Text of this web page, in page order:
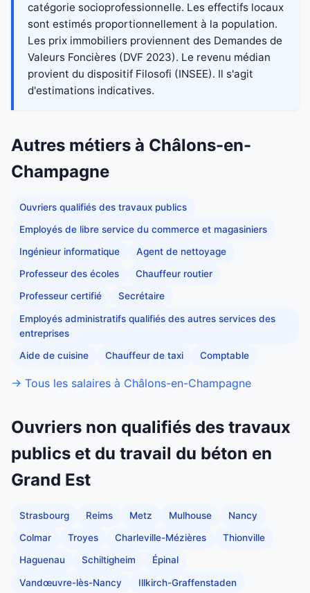
catégorie socioprofessionnelle. Les effectifs locaux
sont estimés proportionnellement à la population.
Les prix immobiliers proviennent des Demandes de
Valeurs Foncières (DVF 2023). Le revenu médian
provient du dispositif Filosofi (INSEE). Il s'agit
d'estimations indicatives.
Autres métiers à Châlons-en-
Champagne
Ouvriers qualifiés des travaux publics
Employés de libre service du commerce et magasiniers
Ingénieur informatique Agent de nettoyage
Professeur des écoles Chauffeur routier
Professeur certifié Secrétaire
Employés administratifs qualifiés des autres services des
entreprises
Aide de cuisine Chauffeur de taxi Comptable
→ Tous les salaires à Châlons-en-Champagne
Ouvriers non qualifiés des travaux
publics et du travail du béton en
Grand Est
Strasbourg Reims Metz Mulhouse Nancy
Colmar Troyes Charleville-Mézières Thionville
Haguenau Schiltigheim Épinal
Vandœuvre-lès-Nancy Illkirch-Graffenstaden